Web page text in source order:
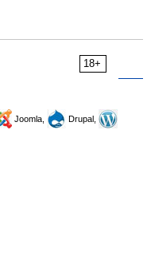
18+
Joomla,
Drupal,